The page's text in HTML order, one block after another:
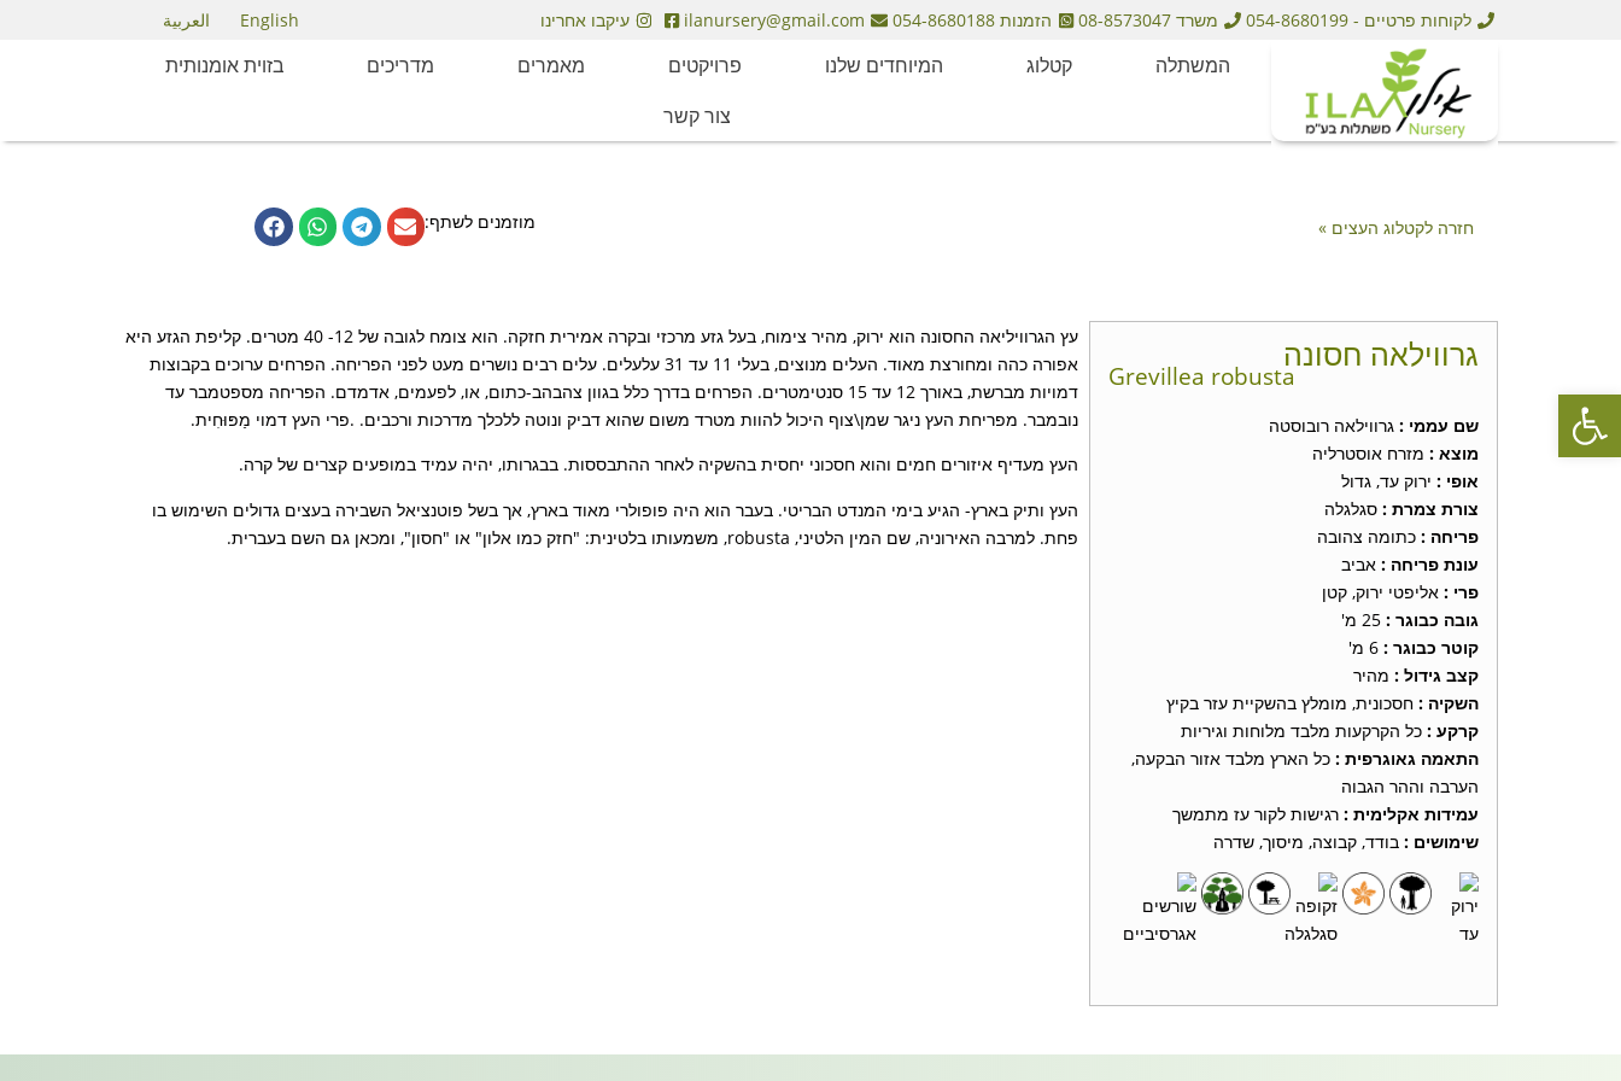
לקוחות פרטיים - 054-8680199 משרד 08-8573047 הזמנות 054-8680188 ilanursery@gmail.com עיקבו אחרינו English العربية
המשתלה קטלוג המיוחדים שלנו פרויקטים מאמרים מדריכים
בזוית אומנותית
צור קשר
חזרה לקטלוג העצים » מוזמנים לשתף:
גרווילאה חסונה
Grevillea robusta
שם עממי : גרווילאה רובוסטה
מוצא : מזרח אוסטרליה
אופי : ירוק עד, גדול
צורת צמרת : סגלגלה
פריחה : כתומה צהובה
עונת פריחה : אביב
פרי : אליפטי ירוק, קטן
גובה כבוגר :
קוטר כבוגר :
קצב גידול : מהיר
השקיה : חסכונית, מומלץ בהשקיית עזר בקיץ
קרקע : כל הקרקעות מלבד מלוחות וגיריות
התאמה גאוגרפית : כל הארץ מלבד אזור הבקעה,
הערבה וההר הגבוה
עמידות אקלימית : רגישות לקור עז מתמשך
שימושים : בודד, קבוצה, מיסוך, שדרה
עץ הגרוויליאה החסונה הוא ירוק, מהיר צימוח, בעל גזע מרכזי ובקרה אמירית חזקה. הוא צומח לגובה של 12- 40 מטרים. קליפת הגזע היא
אפורה כהה ומחורצת מאוד. העלים מנוצים, בעלי 11 עד 31 עלעלים. עלים רבים נושרים מעט לפני הפריחה. הפרחים ערוכים בקבוצות
דמויות מברשת, באורך 12 עד 15 סנטימטרים. הפרחים בדרך כלל בגוון צהבהב-כתום, או, לפעמים, אדמדם. הפריחה מספטמבר עד
נובמבר. מפריחת העץ ניגר שמן\צוף היכול להוות מטרד משום שהוא דביק ונוטה ללכלך מדרכות ורכבים. .פרי העץ דמוי מַפּוּחִית.
העץ מעדיף איזורים חמים והוא חסכוני יחסית בהשקיה לאחר ההתבססות. בבגרותו, יהיה עמיד במופעים קצרים של קרה.
העץ ותיק בארץ- הגיע בימי המנדט הבריטי. בעבר הוא היה פופולרי מאוד בארץ, אך בשל פוטנציאל השבירה בעצים גדולים השימוש בו
פחת. למרבה האירוניה, שם המין הלטיני, robusta, משמעותו בלטינית: "חזק כמו אלון" או "חסון", ומכאן גם השם בעברית.
פתח סרגל נגישות